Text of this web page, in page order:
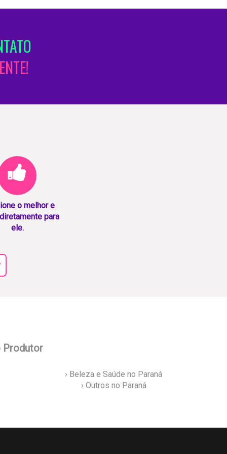
o melhor e
para
ele.
Produtor
› Beleza e Saúde no Paraná
› Outros no Paraná